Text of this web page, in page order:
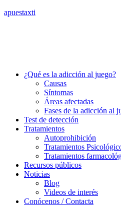
apuestaxti
¿Qué es la adicción al juego?
Causas
Síntomas
Áreas afectadas
Fases de la adicción al
Test de detección
Tratamientos
Autoprohibición
Tratamientos
Tratamientos
Recursos públicos
Noticias
Blog
Videos de interés
Conócenos / Contacta